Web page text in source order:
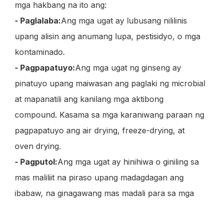
mga hakbang na ito ang:
- Paglalaba:Ang mga ugat ay lubusang nililinis
upang alisin ang anumang lupa, pestisidyo, o mga
kontaminado.
- Pagpapatuyo:Ang mga ugat ng ginseng ay
pinatuyo upang maiwasan ang paglaki ng microbial
at mapanatili ang kanilang mga aktibong
compound. Kasama sa mga karaniwang paraan ng
pagpapatuyo ang air drying, freeze-drying, at
oven drying.
- Pagputol:Ang mga ugat ay hinihiwa o giniling sa
mas maliliit na piraso upang madagdagan ang
ibabaw, na ginagawang mas madali para sa mga